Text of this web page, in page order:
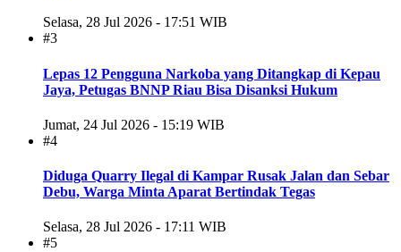
Selasa, 28 Jul 2026 - 17:51 WIB
#3
Lepas 12 Pengguna Narkoba yang Ditangkap di Kepau
Jaya, Petugas BNNP Riau Bisa Disanksi Hukum
Jumat, 24 Jul 2026 - 15:19 WIB
#4
Diduga Quarry Ilegal di Kampar Rusak Jalan dan Sebar
Debu, Warga Minta Aparat Bertindak Tegas
Selasa, 28 Jul 2026 - 17:11 WIB
#5